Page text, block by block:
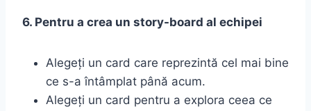
6. Pentru a crea un story-board al echipei
Alegeți un card care reprezintă cel mai bine
ce s-a întâmplat până acum.
Alegeți un card pentru a explora ceea ce